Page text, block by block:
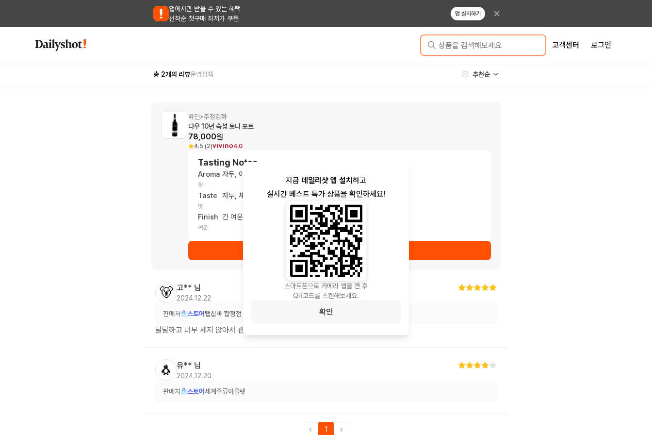
앱에서만 받을 수 있는 혜택
선착순 첫구매 최저가 쿠폰
앱 설치하기
상품을 검색해보세요 고객센터 로그인
총 2개의 리뷰운영정책
와인>주정강화
다우 10년 숙성 토니 포트
78,000원
4.5 (2) 4.0
Tasting Notes
Aroma
향
자두, 아몬드, 토피, 바닐라
Taste
맛
자두, 체리, 향신료, 마멀레이드, 미네랄리티
Finish
여운
긴 여운, 감칠맛, 깔끔한
상품 보러가기
🐻 고** 님
2024.12.22
판매처 스토어탭샵바 합정점
달달하고 너무 세지 않아서 괜찮았습니다
🐧 유** 님
2024.12.20
판매처 스토어세계주류아울렛
1
지금 데일리샷 앱 설치 하고
실시간 베스트 특가 상품을 확인하세요!
스마트폰으로 카메라 앱을 켠 후
QR코드를 스캔해보세요.
확인